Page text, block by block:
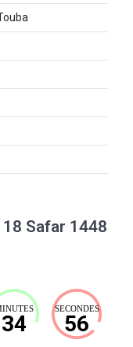
Safar 1448
34
SECONDES
55